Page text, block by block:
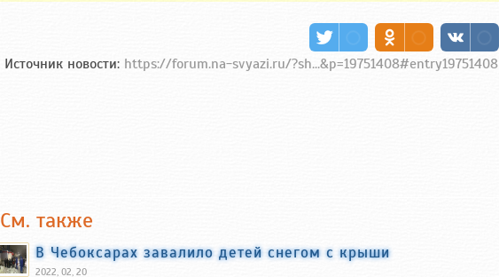
Источник новости: https://forum.na-svyazi.ru/?sh...&p=19751408#entry19751408
См. также
В Чебоксарах завалило детей снегом с крыши
2022, 02, 20